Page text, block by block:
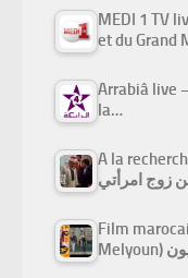
MEDI 1 TV
et du Grand
Arrabiâ live
la…
A la
زوج امرأتي
Film